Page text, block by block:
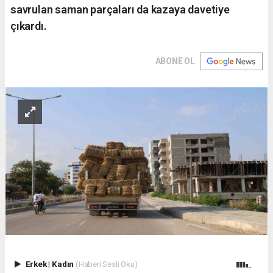
savrulan saman parçaları da kazaya davetiye
çıkardı.
ABONE OL
Erkek| Kadın (Haberi Sesli Oku)